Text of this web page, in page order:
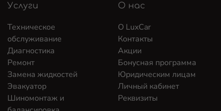
Услуги
Техническое
обслуживание
Диагностика
Ремонт
Замена жидкостей
Эвакуатор
Шиномонтаж и
О нас
О LuxCar
Контакты
Акции
Бонусная программа
Юридическим лицам
Личный кабинет
Реквизиты